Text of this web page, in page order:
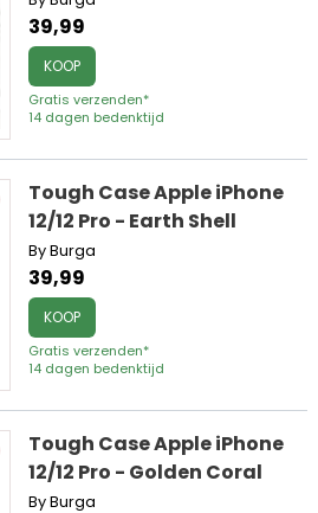
39,99
KOOP
Gratis verzenden*
14 dagen bedenktijd
Tough Case Apple iPhone
12/12 Pro - Earth Shell
By Burga
39,99
KOOP
Gratis verzenden*
14 dagen bedenktijd
Tough Case Apple iPhone
12/12 Pro - Golden Coral
By Burga